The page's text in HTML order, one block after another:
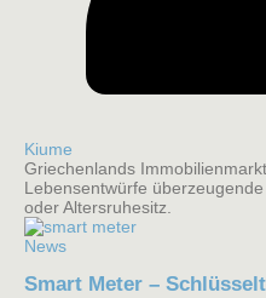
Kiume
Griechenlands
Lebensentwürfe
oder Altersruhesitz.
News
Smart Meter –